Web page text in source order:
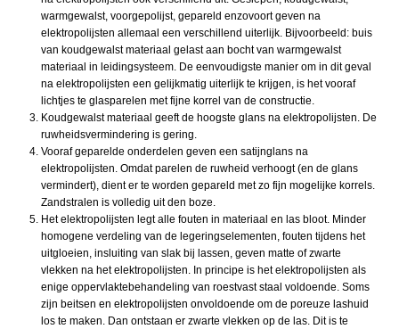
warmgewalst, voorgepolijst, gepareld enzovoort geven na
elektropolijsten allemaal een verschillend uiterlijk. Bijvoorbeeld: buis
van koudgewalst materiaal gelast aan bocht van warmgewalst
materiaal in leidingsysteem. De eenvoudigste manier om in dit geval
na elektropolijsten een gelijkmatig uiterlijk te krijgen, is het vooraf
lichtjes te glasparelen met fijne korrel van de constructie.
Koudgewalst materiaal geeft de hoogste glans na elektropolijsten. De
ruwheidsvermindering is gering.
Vooraf geparelde onderdelen geven een satijnglans na
elektropolijsten. Omdat parelen de ruwheid verhoogt (en de glans
vermindert), dient er te worden gepareld met zo fijn mogelijke korrels.
Zandstralen is volledig uit den boze.
Het elektropolijsten legt alle fouten in materiaal en las bloot. Minder
homogene verdeling van de legeringselementen, fouten tijdens het
uitgloeien, insluiting van slak bij lassen, geven matte of zwarte
vlekken na het elektropolijsten. In principe is het elektropolijsten als
enige oppervlaktebehandeling van roestvast staal voldoende. Soms
zijn beitsen en elektropolijsten onvoldoende om de poreuze lashuid
los te maken. Dan ontstaan er zwarte vlekken op de las. Dit is te